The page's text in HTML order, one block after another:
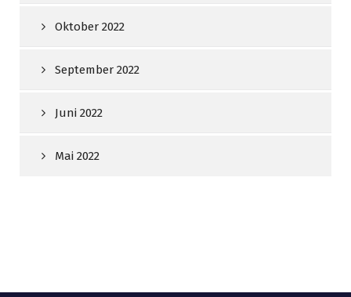
Oktober 2022
September 2022
Juni 2022
Mai 2022